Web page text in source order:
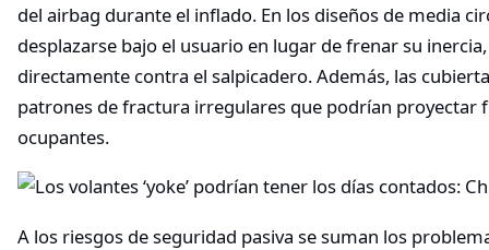
del airbag durante el inflado. En los diseños de media
desplazarse bajo el usuario en lugar de frenar su
directamente contra el salpicadero. Además, las
patrones de fractura irregulares que podrían proyectar
ocupantes.
A los riesgos de seguridad pasiva se suman los